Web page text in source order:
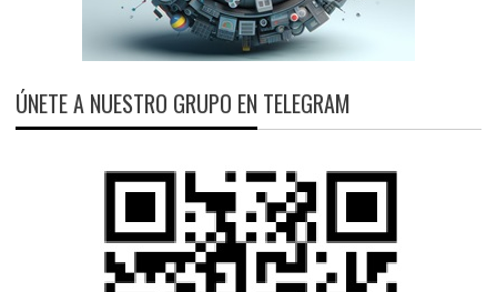
ÚNETE A NUESTRO GRUPO EN TELEGRAM